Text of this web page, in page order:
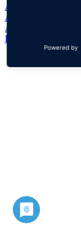
Ash
Ashlee
Ashleigh
Datenschutz
Powered by